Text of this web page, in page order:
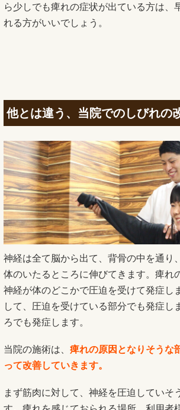
ら少しでも痺れの症状が出ている方は、
れる方がいいでしょう。
他とは違う、当院でのしびれの
神経は全て脳から出て、背骨の中を通り
体のいたるところに伸びてきます。痺れ
神経が体のどこかで圧迫を受けて発症し
して、圧迫を受けている部分でも発症し
ろでも発症します。
当院の施術は、 痺れの原因となりそうな
って改善していきます。
まず筋肉に対して、神経を圧迫していそ